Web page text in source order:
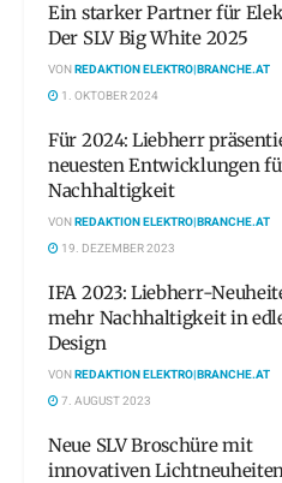
Ein starker Partner für
Der SLV Big White 2025
VONREDAKTION ELEKTRO|BRANCHE.AT
1. OKTOBER 2024
Für 2024: Liebherr
neuesten Entwicklungen
Nachhaltigkeit
VONREDAKTION ELEKTRO|BRANCHE.AT
19. DEZEMBER 2023
IFA 2023: Liebherr-
mehr Nachhaltigkeit in
Design
VONREDAKTION ELEKTRO|BRANCHE.AT
7. AUGUST 2023
Neue SLV Broschüre mit
innovativen